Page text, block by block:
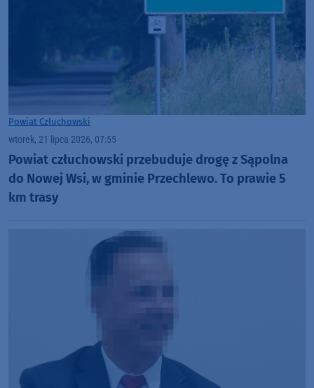
Powiat Człuchowski
wtorek, 21 lipca 2026, 07:55
Powiat człuchowski przebuduje drogę z Sąpolna
do Nowej Wsi, w gminie Przechlewo. To prawie 5
km trasy